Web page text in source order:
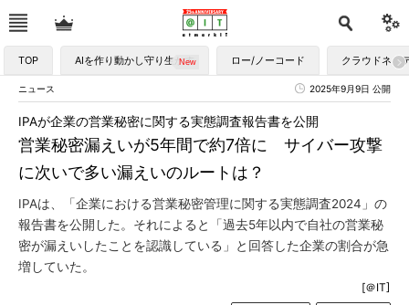
TOP AIを作り動かし守り生かす ロー/ノーコード クラウドネイ
ニュース 2025年9月9日 公開
営業秘密漏えいが5年間で約7倍に サイバー攻撃
に次いで多い漏えいのルートは？
IPAが企業の営業秘密に関する実態調査報告書を公開
IPAは、「企業における営業秘密管理に関する実態調査2024」の
報告書を公開した。それによると「過去5年以内で自社の営業秘
密が漏えいしたことを認識している」と回答した企業の割合が急
増していた。
[＠IT]